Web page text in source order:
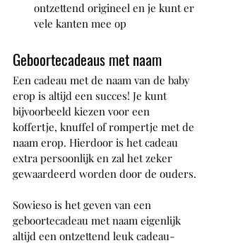
ontzettend origineel en je kunt er
vele kanten mee op
Geboortecadeaus met naam
Een cadeau met de naam van de baby
erop is altijd een succes! Je kunt
bijvoorbeeld kiezen voor een
koffertje, knuffel of rompertje met de
naam erop. Hierdoor is het cadeau
extra persoonlijk en zal het zeker
gewaardeerd worden door de ouders.
Sowieso is het geven van een
geboortecadeau met naam eigenlijk
altijd een ontzettend leuk cadeau-